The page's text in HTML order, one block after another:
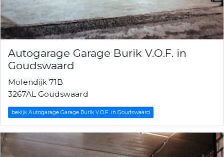
Autogarage Garage Burik V.O.F. in
Goudswaard
Molendijk 71B
3267AL Goudswaard
bekijk Autogarage Garage Burik V.O.F. in Goudswaard